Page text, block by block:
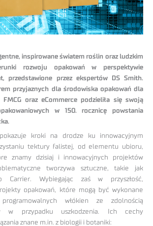
inspirowane światem roślin oraz ludzkim
rozwoju opakowań w perspektywie
przedstawione przez ekspertów DS Smith.
przyjaznych dla środowiska opakowań dla
FMCG oraz eCommerce podzieliła się swoją
w 150. rocznicę powstania
kroki na drodze ku innowacyjnym
tektury falistej, od elementu ubioru,
znamy dzisiaj i innowacyjnych projektów
tworzywa sztuczne, takie jak
Carrier. Wybiegając zaś w przyszłość,
opakowań, które mogą być wykonane
włókien ze zdolnością
w przypadku uszkodzenia. Ich cechy
znane m.in. z biologii i botaniki: